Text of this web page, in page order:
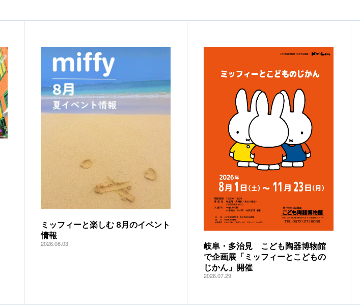
ミッフィーと楽しむ 8月のイベント
情報
2026.08.03
岐阜・多治見 こども陶器博物館
で企画展「ミッフィーとこどもの
じかん」開催
2026.07.29